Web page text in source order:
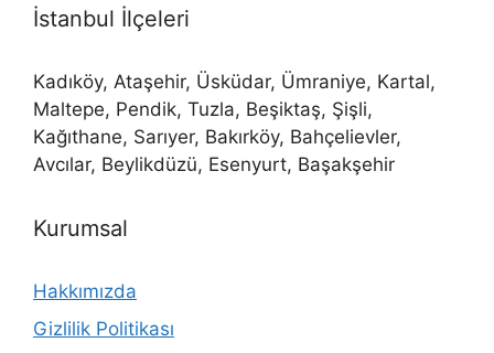
İstanbul İlçeleri
Kadıköy, Ataşehir, Üsküdar, Ümraniye, Kartal,
Maltepe, Pendik, Tuzla, Beşiktaş, Şişli,
Kağıthane, Sarıyer, Bakırköy, Bahçelievler,
Avcılar, Beylikdüzü, Esenyurt, Başakşehir
Kurumsal
Hakkımızda
Gizlilik Politikası